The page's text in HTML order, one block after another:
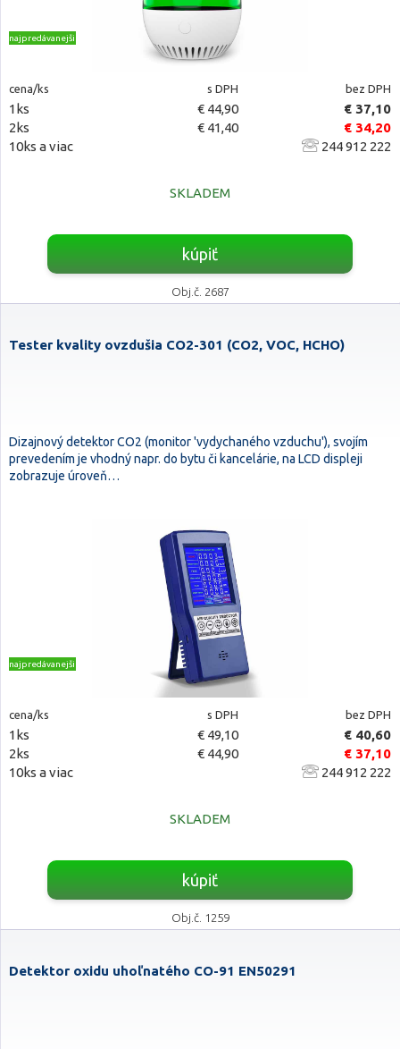
najpredávanejšie
cena/ks s DPH bez DPH
1ks € 44,90
€ 37,10
2ks
€ 41,40
€ 34,20
10ks a viac
244 912 222
SKLADEM
kúpiť
Obj.č. 2687
Tester kvality ovzdušia CO2-301 (CO2, VOC, HCHO)
Dizajnový detektor CO2 (monitor 'vydychaného vzduchu'), svojím
prevedením je vhodný napr. do bytu či kancelárie, na LCD displeji
zobrazuje úroveň…
najpredávanejšie
cena/ks s DPH bez DPH
1ks € 49,10
€ 40,60
2ks
€ 44,90
€ 37,10
10ks a viac
244 912 222
SKLADEM
kúpiť
Obj.č. 1259
Detektor oxidu uhoľnatého CO-91 EN50291